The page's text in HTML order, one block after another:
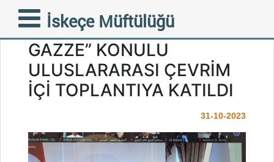
İskeçe Müftülüğü
MÜFTÜMÜZ MUSTAFA
TRAMPA “FİLİSTİN VE
GAZZE” KONULU
ULUSLARARASI ÇEVRİM
İÇİ TOPLANTIYA KATILDI
31-10-2023